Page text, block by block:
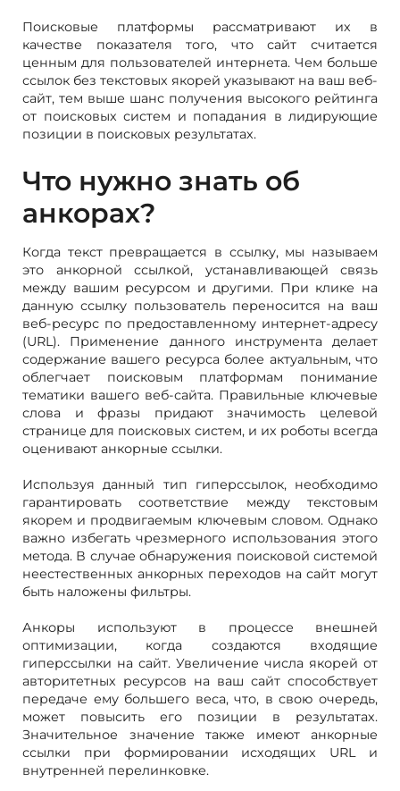
Поисковые платформы рассматривают их в
качестве показателя того, что сайт считается
ценным для пользователей интернета. Чем больше
ссылок без текстовых якорей указывают на ваш веб-
сайт, тем выше шанс получения высокого рейтинга
от поисковых систем и попадания в лидирующие
позиции в поисковых результатах.
Что нужно знать об
анкорах?
Когда текст превращается в ссылку, мы называем
это анкорной ссылкой, устанавливающей связь
между вашим ресурсом и другими. При клике на
данную ссылку пользователь переносится на ваш
веб-ресурс по предоставленному интернет-адресу
(URL). Применение данного инструмента делает
содержание вашего ресурса более актуальным, что
облегчает поисковым платформам понимание
тематики вашего веб-сайта. Правильные ключевые
слова и фразы придают значимость целевой
странице для поисковых систем, и их роботы всегда
оценивают анкорные ссылки.
Используя данный тип гиперссылок, необходимо
гарантировать соответствие между текстовым
якорем и продвигаемым ключевым словом. Однако
важно избегать чрезмерного использования этого
метода. В случае обнаружения поисковой системой
неестественных анкорных переходов на сайт могут
быть наложены фильтры.
Анкоры используют в процессе внешней
оптимизации, когда создаются входящие
гиперссылки на сайт. Увеличение числа якорей от
авторитетных ресурсов на ваш сайт способствует
передаче ему большего веса, что, в свою очередь,
может повысить его позиции в результатах.
Значительное значение также имеют анкорные
ссылки при формировании исходящих URL и
внутренней перелинковке.